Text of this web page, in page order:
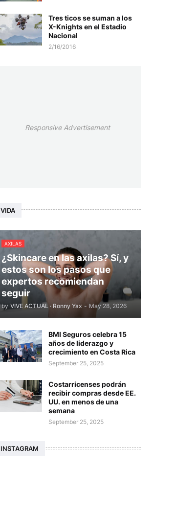
Tres ticos se suman a los
X-Knights en el Estadio
Nacional
2/16/2016
Responsive Advertisement
VIDA
AXILAS
¿Skincare en las axilas? Sí, y
estos son los pasos que
expertos recomiendan
seguir
by VIVE ACTUAL · Ronny Yax - May 28, 2026
BMI Seguros celebra 15
años de liderazgo y
crecimiento en Costa Rica
September 25, 2025
Costarricenses podrán
recibir compras desde EE.
UU. en menos de una
semana
September 25, 2025
INSTAGRAM